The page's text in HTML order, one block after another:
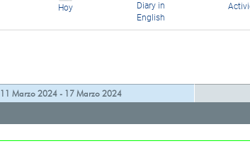
Hoy
Diary in
English
11 Marzo 2024 - 17 Marzo 2024